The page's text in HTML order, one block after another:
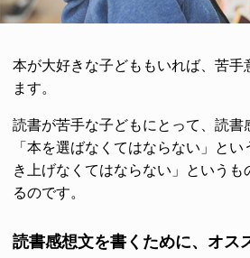
本が大好きな子どももいれば、苦手
ます。
読書が苦手な子どもにとって、読書
「本を選ばなくてはならない」と
き上げなくてはならない」というも
るのです。
読書感想文を書くために、オス